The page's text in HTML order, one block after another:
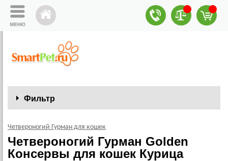
Фильтр
Четвероногий Гурман для кошек
Четвероногий Гурман Golden
Консервы для кошек Курица